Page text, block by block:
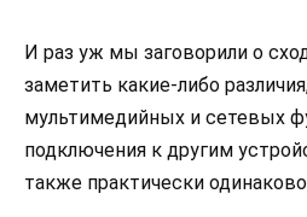
И раз уж мы заговорили о
заметить какие-либо
мультимедийных и сетевых
подключения к другим
также практически